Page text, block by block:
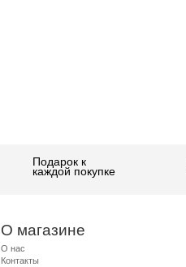
Подарок к
каждой покупке
О магазине
О нас
Контакты